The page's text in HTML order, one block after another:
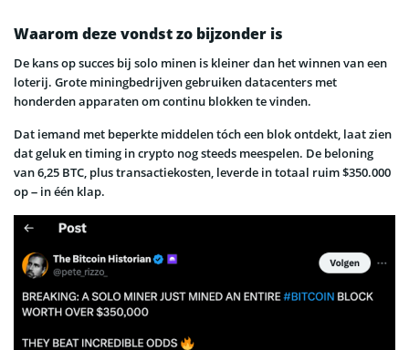
Waarom deze vondst zo bijzonder is
De kans op succes bij solo minen is kleiner dan het winnen van een
loterij. Grote miningbedrijven gebruiken datacenters met
honderden apparaten om continu blokken te vinden.
Dat iemand met beperkte middelen tóch een blok ontdekt, laat zien
dat geluk en timing in crypto nog steeds meespelen. De beloning
van 6,25 BTC, plus transactiekosten, leverde in totaal ruim $350.000
op – in één klap.